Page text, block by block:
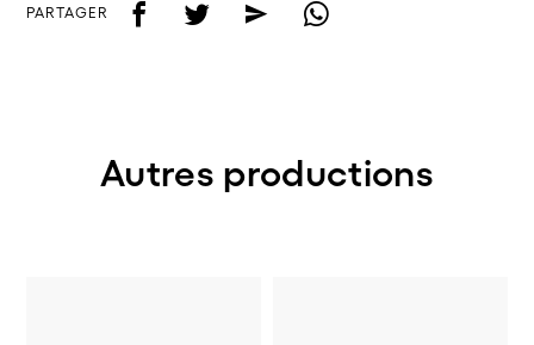
PARTAGER f t e w
Autres productions